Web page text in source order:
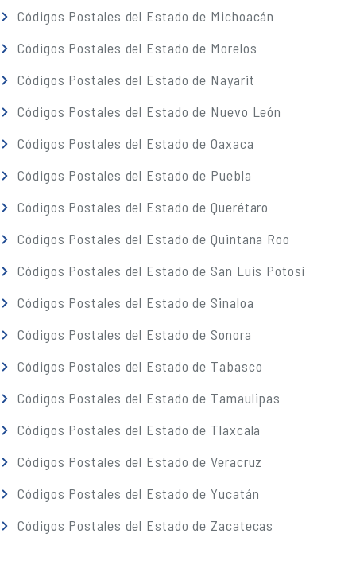
Códigos Postales del Estado de Michoacán
Códigos Postales del Estado de Morelos
Códigos Postales del Estado de Nayarit
Códigos Postales del Estado de Nuevo León
Códigos Postales del Estado de Oaxaca
Códigos Postales del Estado de Puebla
Códigos Postales del Estado de Querétaro
Códigos Postales del Estado de Quintana Roo
Códigos Postales del Estado de San Luis Potosí
Códigos Postales del Estado de Sinaloa
Códigos Postales del Estado de Sonora
Códigos Postales del Estado de Tabasco
Códigos Postales del Estado de Tamaulipas
Códigos Postales del Estado de Tlaxcala
Códigos Postales del Estado de Veracruz
Códigos Postales del Estado de Yucatán
Códigos Postales del Estado de Zacatecas